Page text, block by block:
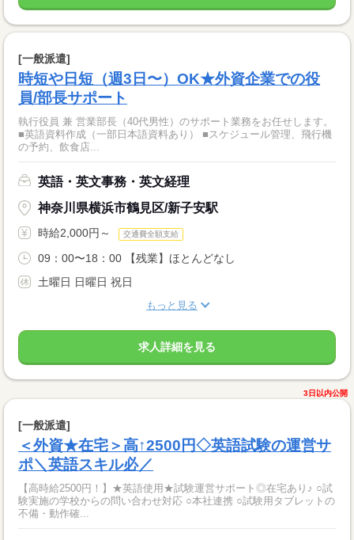
[一般派遣]
時短や日短（週3日〜）OK★外資企業での役
員/部長サポート
執行役員 兼 営業部長（40代男性）のサポート業務をお任せします。
■英語資料作成（一部日本語資料あり） ■スケジュール管理、飛行機
の予約、飲食店...
英語・英文事務・英文経理
神奈川県横浜市鶴見区/新子安駅
時給2,000円～ 交通費全額支給
09：00〜18：00 【残業】ほとんどなし
土曜日 日曜日 祝日
もっと見る
求人詳細を見る
3日以内公開
[一般派遣]
＜外資★在宅＞高↑2500円◇英語試験の運営サ
ポ＼英語スキル必／
【高時給2500円！】★英語使用★試験運営サポート◎在宅あり♪ ○試
験実施の学校からの問い合わせ対応 ○本社連携 ○試験用タブレットの
不備・動作確...